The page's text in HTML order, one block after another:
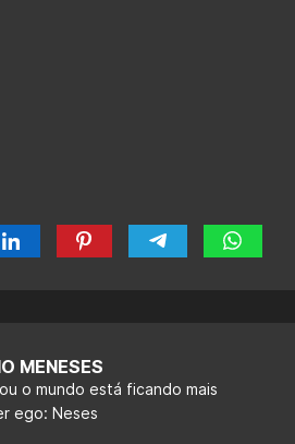
MENESES
o mundo está ficando mais
ego: Neses